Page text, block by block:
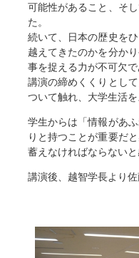
可能性があること、そ
た。
続いて、日本の歴史を
越えてきたのかを分か
事を捉える力が不可欠で
講演の締めくくりとし
ついて触れ、大学生活
学生からは「情報があ
りと持つことが重要だ
蓄えなければならない
講演後、越智学長より